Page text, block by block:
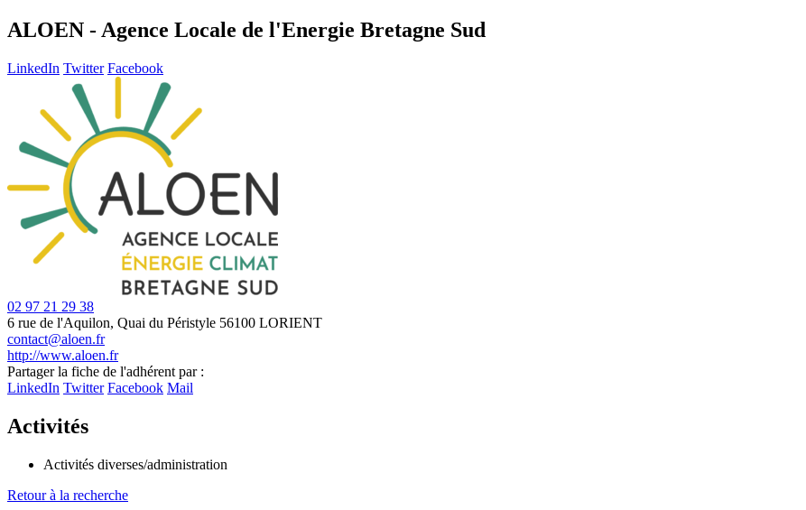
ALOEN - Agence Locale de l'Energie Bretagne Sud
LinkedIn Twitter Facebook
02 97 21 29 38
6 rue de l'Aquilon, Quai du Péristyle 56100 LORIENT
contact@aloen.fr
http://www.aloen.fr
+
Partager la fiche de l'adhérent par :
LinkedIn Twitter Facebook Mail
Activités
Activités diverses/administration
Retour à la recherche